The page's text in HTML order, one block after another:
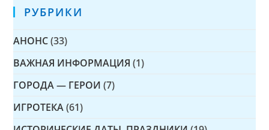
РУБРИКИ
АНОНС (33)
ВАЖНАЯ ИНФОРМАЦИЯ (1)
ГОРОДА — ГЕРОИ (7)
ИГРОТЕКА (61)